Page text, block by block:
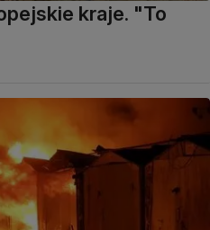
kraje. "To